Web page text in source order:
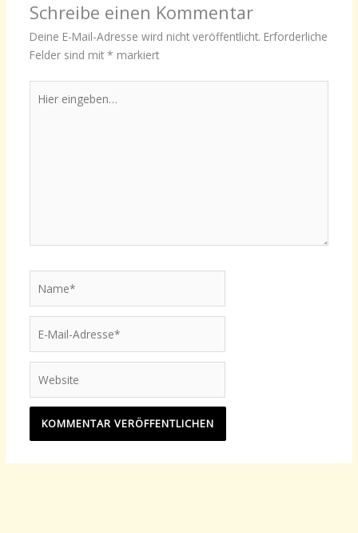
Schreibe einen Kommentar
Deine E-Mail-Adresse wird nicht veröffentlicht. Erforderliche
Felder sind mit * markiert
eingeben…
Mail-
Adresse*